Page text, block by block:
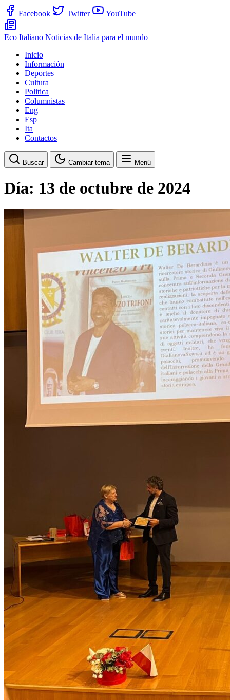
Facebook Twitter YouTube
Eco Italiano Noticias de Italia para el mundo
Inicio
Información
Deportes
Cultura
Politica
Columnistas
Eng
Esp
Ita
Contactos
Buscar Cambiar tema Menú
Día: 13 de octubre de 2024